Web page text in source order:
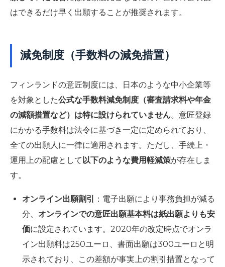
はできるだけ早く出願することが推奨されます。
減免制度（手数料の減免措置）
フィンランドの意匠制度には、日本のような中小企業等
を対象とした公式な手数料減免制度（審査請求料や年金
の減額措置など）は特に設けられていません。意匠登録
にかかる手数料は法令に基づき一定に定められており、
全ての出願人に一律に適用されます。ただし、手続上・
運用上の配慮として以下のような費用軽減策が存在しま
す。
オンライン出願割引
：電子出願により事務負担が減る
分、 オンラインでの意匠出願基本料は紙出願よりも安
価に設定されています。2020年の改定時点でオンラ
イン出願料は250ユーロ、書面出願は300ユーロと明
示されており、この差額が事実上の割引措置となって